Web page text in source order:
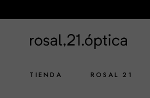
TIENDA ROSAL 21